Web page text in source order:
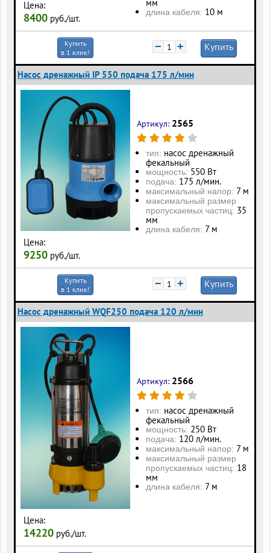
Цена:
8400 руб./шт.
мм
длина кабеля: 10 м
Купить
в 1 клик!
− + Купить
Насос дренажный IP 550 подача 175 л/мин
Цена:
9250 руб./шт.
Артикул: 2565
тип: насос дренажный
фекальный
мощность: 550 Вт
подача: 175 л/мин.
максимальный напор: 7 м
максимальный размер
пропускаемых частиц: 35
мм
длина кабеля: 7 м
Купить
в 1 клик!
− + Купить
Насос дренажный WQF250 подача 120 л/мин
Цена:
14220 руб./шт.
Артикул: 2566
тип: насос дренажный
фекальный
мощность: 250 Вт
подача: 120 л/мин.
максимальный напор: 7 м
максимальный размер
пропускаемых частиц: 18
мм
длина кабеля: 7 м